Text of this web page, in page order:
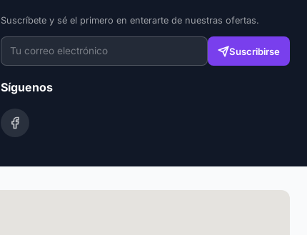
Suscríbete y sé el primero en enterarte de nuestras ofertas.
Suscribirse
Síguenos